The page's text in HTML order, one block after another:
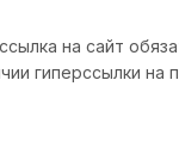
на сайт
гиперссылки на